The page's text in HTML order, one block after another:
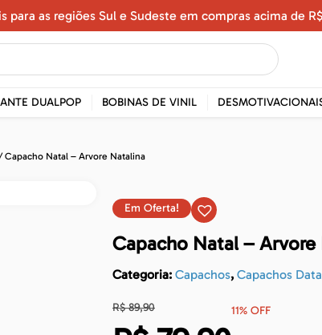
para as regiões Sul e Sudeste em compras acima de
DUALPOP BOBINAS DE VINIL
Capacho Natal – Arvore Natalina
Em Oferta!
Capacho Natal – Arvore
Categoria: Capachos, Capachos
R$89,90 11% OFF